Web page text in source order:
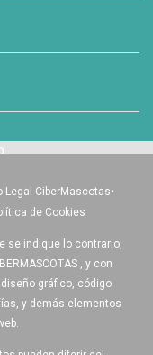
Legal CiberMascotas•
de Cookies
se indique lo contrario,
, y con
gráfico, código
y demás elementos